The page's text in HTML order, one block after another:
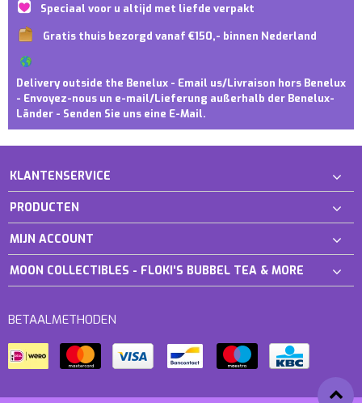
Speciaal voor u altijd met liefde verpakt
Gratis thuis bezorgd vanaf €150,- binnen Nederland
Delivery outside the Benelux - Email us/Livraison hors Benelux
- Envoyez-nous un e-mail/Lieferung außerhalb der Benelux-
Länder - Senden Sie uns eine E-Mail.
KLANTENSERVICE
PRODUCTEN
MIJN ACCOUNT
MOON COLLECTIBLES - FLOKI'S BUBBEL TEA & MORE
BETAALMETHODEN